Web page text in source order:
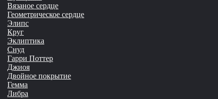
Вязаное сердце
Геометрическое сердце
Элипс
Круг
Эклиптика
Снуд
Гарри Поттер
Джиоя
Двойное покрытие
Гемма
Либра